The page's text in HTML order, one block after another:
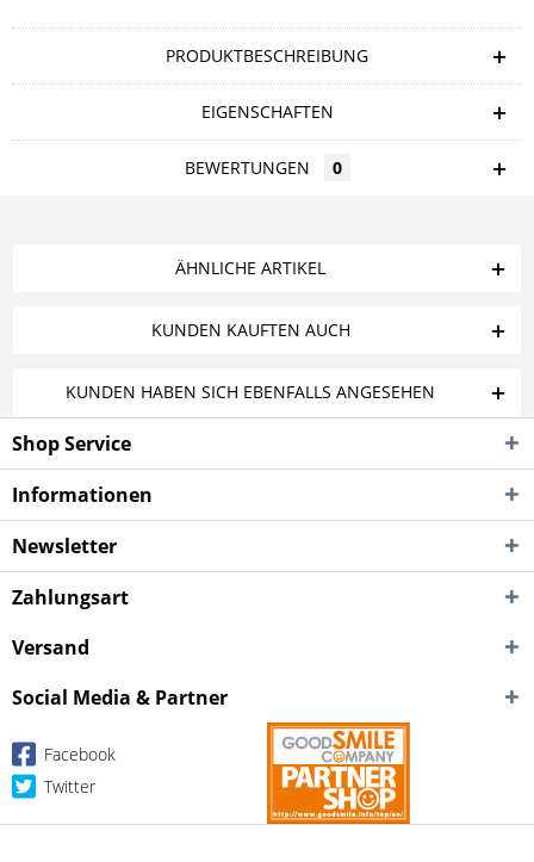
PRODUKTBESCHREIBUNG
EIGENSCHAFTEN
BEWERTUNGEN 0
ÄHNLICHE ARTIKEL
KUNDEN KAUFTEN AUCH
KUNDEN HABEN SICH EBENFALLS ANGESEHEN
Shop Service
Informationen
Newsletter
Zahlungsart
Versand
Social Media & Partner
Facebook
Twitter